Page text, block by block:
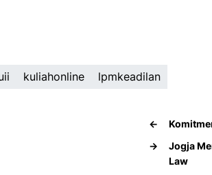
kuliahonline lpmkeadilan
←
→
Jogja
Law